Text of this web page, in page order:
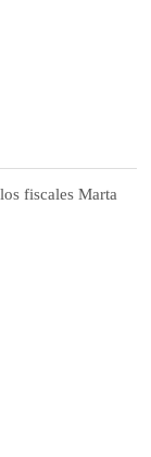
fiscales Marta